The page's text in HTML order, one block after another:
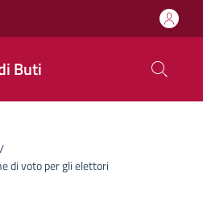
Buti
/
di voto per gli elettori